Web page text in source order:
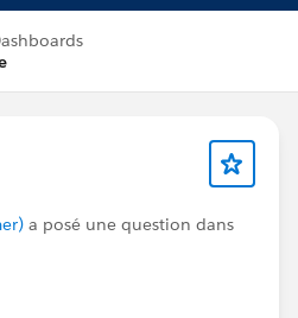
a posé une question dans